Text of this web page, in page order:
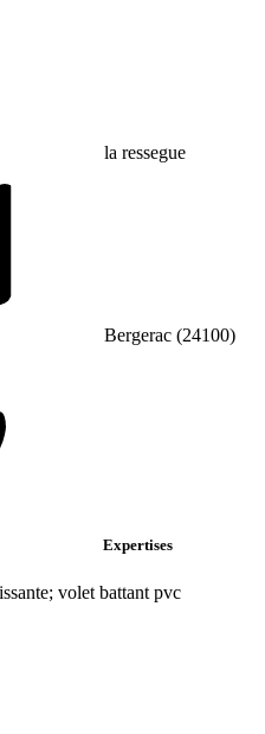
la ressegue
Bergerac (24100)
Expertises
volet battant pvc